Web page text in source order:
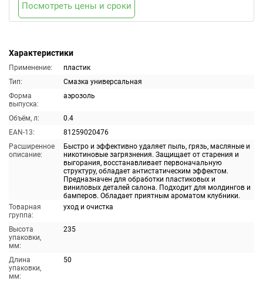
Характеристики
Применение:
пластик
Тип:
Смазка универсальная
Форма
выпуска:
аэрозоль
Объём, л:
0.4
EAN-13:
81259020476
Расширенное
описание:
Быстро и эффективно удаляет пыль, грязь, масляные и
никотиновые загрязнения. Защищает от старения и
выгорания, восстанавливает первоначальную
структуру, обладает антистатическим эффектом.
Предназначен для обработки пластиковых и
виниловых деталей салона. Подходит для молдингов и
бамперов. Обладает приятным ароматом клубники.
Товарная
группа:
уход и очистка
Высота
упаковки,
мм:
235
Длина
упаковки,
мм:
50
Посмотреть цены и сроки